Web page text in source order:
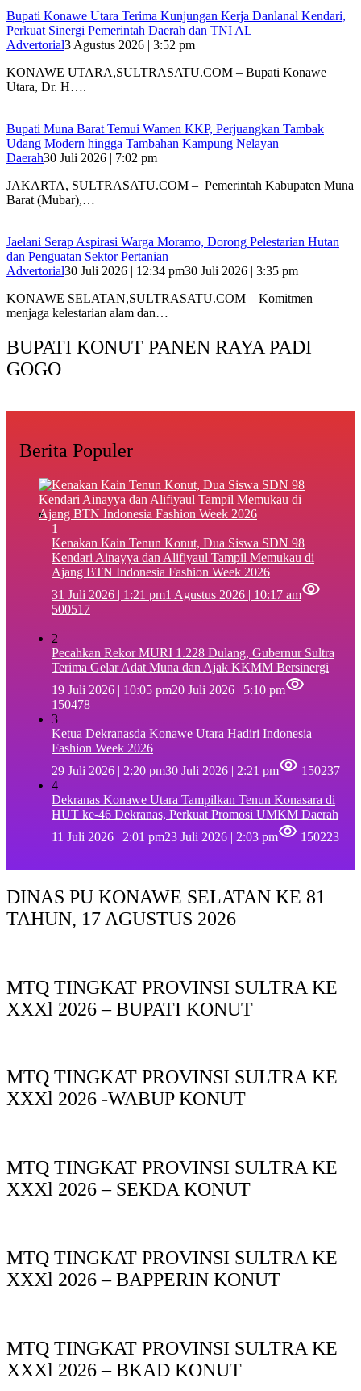
Bupati Konawe Utara Terima Kunjungan Kerja Danlanal Kendari,
Perkuat Sinergi Pemerintah Daerah dan TNI AL
Advertorial3 Agustus 2026 | 3:52 pm
‎KONAWE UTARA,SULTRASATU.COM – Bupati Konawe
Utara, Dr. H….
‎Bupati Muna Barat Temui Wamen KKP, Perjuangkan Tambak
Udang Modern hingga Tambahan Kampung Nelayan
Daerah30 Juli 2026 | 7:02 pm
‎JAKARTA, SULTRASATU.COM – Pemerintah Kabupaten Muna
Barat (Mubar),…
Jaelani Serap Aspirasi Warga Moramo, Dorong Pelestarian Hutan
dan Penguatan Sektor Pertanian
Advertorial30 Juli 2026 | 12:34 pm30 Juli 2026 | 3:35 pm
KONAWE SELATAN,SULTRASATU.COM – Komitmen
menjaga kelestarian alam dan…
BUPATI KONUT PANEN RAYA PADI
GOGO
Berita Populer
1
‎Kenakan Kain Tenun Konut, Dua Siswa SDN 98
Kendari Ainayya dan Alifiyaul Tampil Memukau di
Ajang BTN Indonesia Fashion Week 2026
31 Juli 2026 | 1:21 pm1 Agustus 2026 | 10:17 am
500517
2
Pecahkan Rekor MURI 1.228 Dulang, Gubernur Sultra
Terima Gelar Adat Muna dan Ajak KKMM Bersinergi
19 Juli 2026 | 10:05 pm20 Juli 2026 | 5:10 pm
150478
3
Ketua Dekranasda Konawe Utara Hadiri Indonesia
Fashion Week 2026
29 Juli 2026 | 2:20 pm30 Juli 2026 | 2:21 pm
150237
4
Dekranas Konawe Utara Tampilkan Tenun Konasara di
HUT ke-46 Dekranas, Perkuat Promosi UMKM Daerah
11 Juli 2026 | 2:01 pm23 Juli 2026 | 2:03 pm 150223
DINAS PU KONAWE SELATAN KE 81
TAHUN, 17 AGUSTUS 2026
MTQ TINGKAT PROVINSI SULTRA KE
XXXl 2026 – BUPATI KONUT
MTQ TINGKAT PROVINSI SULTRA KE
XXXl 2026 -WABUP KONUT
MTQ TINGKAT PROVINSI SULTRA KE
XXXl 2026 – SEKDA KONUT
MTQ TINGKAT PROVINSI SULTRA KE
XXXl 2026 – BAPPERIN KONUT
MTQ TINGKAT PROVINSI SULTRA KE
XXXl 2026 – BKAD KONUT